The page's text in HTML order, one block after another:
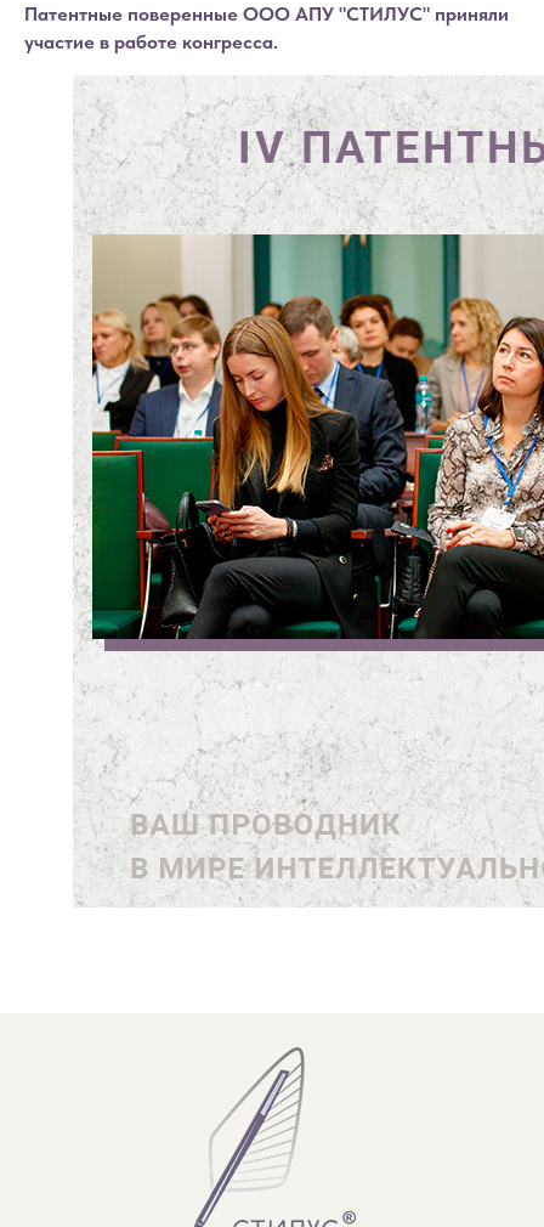
Патентные поверенные ООО АПУ "СТИЛУС" приняли
участие в работе конгресса.